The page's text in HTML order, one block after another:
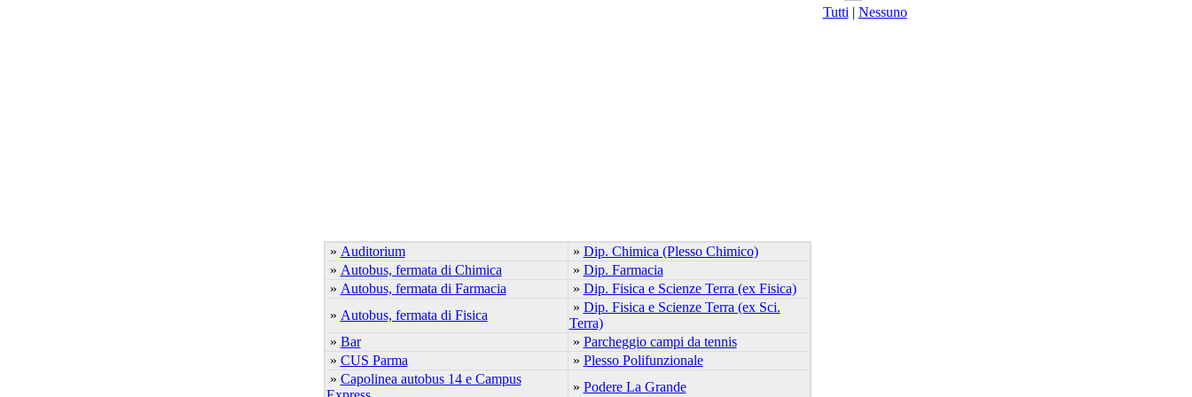
Tutti | Nessuno
» Auditorium » Dip. Chimica (Plesso Chimico)
» Autobus, fermata di Chimica » Dip. Farmacia
» Autobus, fermata di Farmacia » Dip. Fisica e Scienze Terra (ex Fisica)
» Autobus, fermata di Fisica
» Dip. Fisica e Scienze Terra (ex Sci.
Terra)
» Bar » Parcheggio campi da tennis
» CUS Parma » Plesso Polifunzionale
» Capolinea autobus 14 e Campus
» Podere La Grande